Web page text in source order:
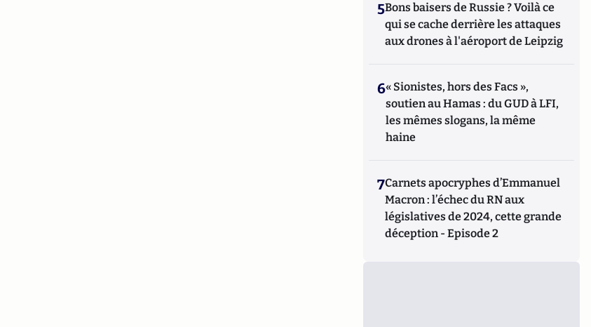
5Bons baisers de Russie ? Voilà ce
qui se cache derrière les attaques
aux drones à l'aéroport de Leipzig
6« Sionistes, hors des Facs »,
soutien au Hamas : du GUD à LFI,
les mêmes slogans, la même
haine
7Carnets apocryphes d’Emmanuel
Macron : l’échec du RN aux
législatives de 2024, cette grande
déception - Episode 2